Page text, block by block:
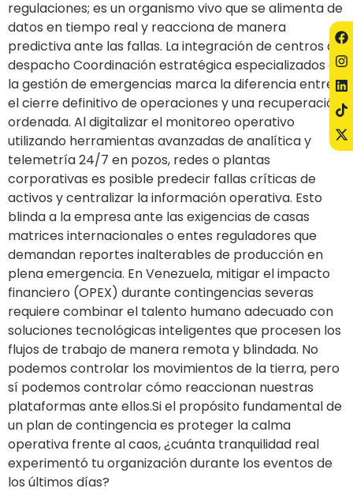
regulaciones; es un organismo vivo que se alimenta de
datos en tiempo real y reacciona de manera
predictiva ante las fallas. La integración de centros de
despacho Coordinación estratégica especializados en
la gestión de emergencias marca la diferencia entre
el cierre definitivo de operaciones y una recuperación
ordenada. Al digitalizar el monitoreo operativo
utilizando herramientas avanzadas de analítica y
telemetría 24/7 en pozos, redes o plantas
corporativas es posible predecir fallas críticas de
activos y centralizar la información operativa. Esto
blinda a la empresa ante las exigencias de casas
matrices internacionales o entes reguladores que
demandan reportes inalterables de producción en
plena emergencia. En Venezuela, mitigar el impacto
financiero (OPEX) durante contingencias severas
requiere combinar el talento humano adecuado con
soluciones tecnológicas inteligentes que procesen los
flujos de trabajo de manera remota y blindada. No
podemos controlar los movimientos de la tierra, pero
sí podemos controlar cómo reaccionan nuestras
plataformas ante ellos.Si el propósito fundamental de
un plan de contingencia es proteger la calma
operativa frente al caos, ¿cuánta tranquilidad real
experimentó tu organización durante los eventos de
los últimos días?